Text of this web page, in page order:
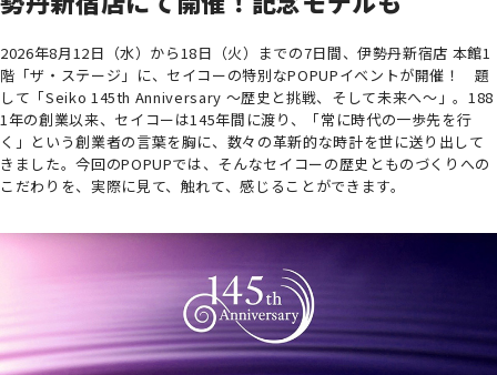
2026年8月12日（水）から18日（火）までの7日間、伊勢丹新宿店 本館1
階「ザ・ステージ」に、セイコーの特別なPOPUPイベントが開催！ 題
して「Seiko 145th Anniversary ～歴史と挑戦、そして未来へ～」。188
1年の創業以来、セイコーは145年間に渡り、「常に時代の一歩先を行
く」という創業者の言葉を胸に、数々の革新的な時計を世に送り出して
きました。今回のPOPUPでは、そんなセイコーの歴史とものづくりへの
こだわりを、実際に見て、触れて、感じることができます。